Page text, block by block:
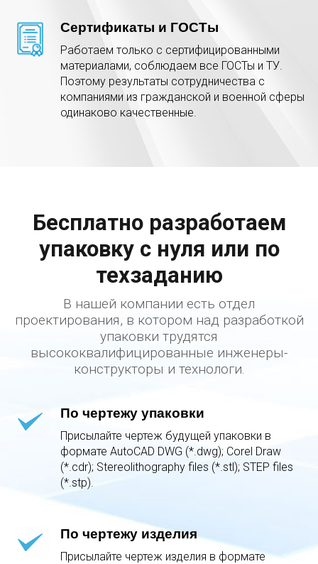
Сертификаты и ГОСТы
Работаем только с сертифицированными
материалами, соблюдаем все ГОСТы и ТУ.
Поэтому результаты сотрудничества с
компаниями из гражданской и военной сферы
одинаково качественные.
Бесплатно разработаем
упаковку с нуля или по
техзаданию
В нашей компании есть отдел
проектирования, в котором над разработкой
упаковки трудятся
высококвалифицированные инженеры-
конструкторы и технологи.
По чертежу упаковки
Присылайте чертеж будущей упаковки в
формате AutoCAD DWG (*.dwg); Corel Draw
(*.cdr); Stereolithography files (*.stl); STEP files
(*.stp).
По чертежу изделия
Присылайте чертеж изделия в формате